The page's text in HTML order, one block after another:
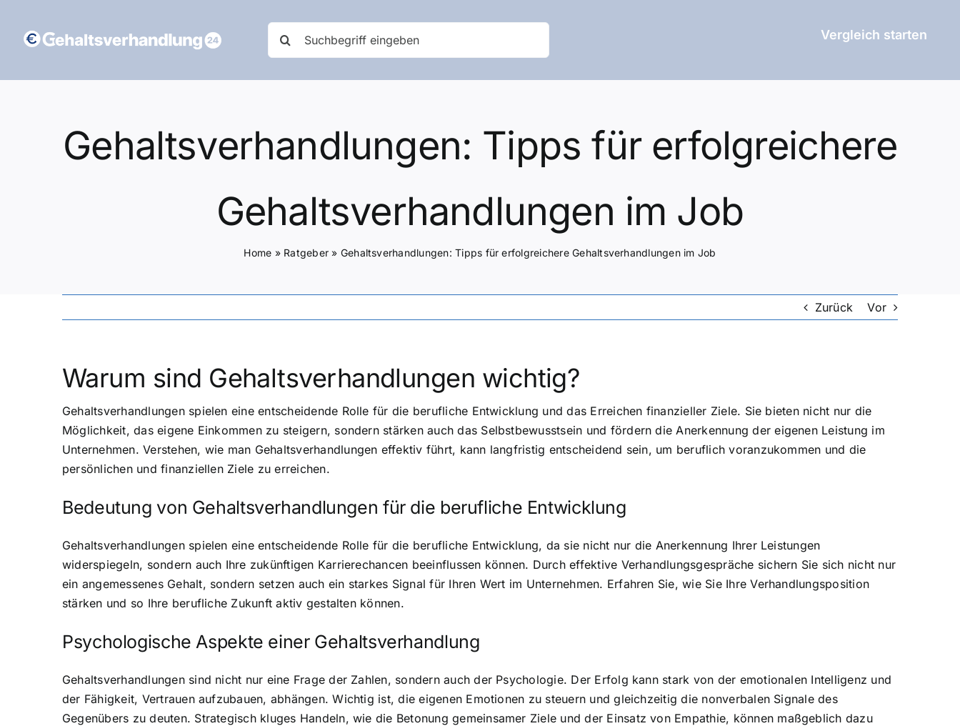
Inhalt
springen
nach:
Vergleich starten
Gehaltsverhandlungen: Tipps für erfolgreichere
Gehaltsverhandlungen im Job
Home » Ratgeber » Gehaltsverhandlungen: Tipps für erfolgreichere Gehaltsverhandlungen im Job
Zurück Vor
Warum sind Gehaltsverhandlungen wichtig?
Gehaltsverhandlungen spielen eine entscheidende Rolle für die berufliche Entwicklung und das Erreichen finanzieller Ziele. Sie bieten nicht nur die
Möglichkeit, das eigene Einkommen zu steigern, sondern stärken auch das Selbstbewusstsein und fördern die Anerkennung der eigenen Leistung im
Unternehmen. Verstehen, wie man Gehaltsverhandlungen effektiv führt, kann langfristig entscheidend sein, um beruflich voranzukommen und die
persönlichen und finanziellen Ziele zu erreichen.
Bedeutung von Gehaltsverhandlungen für die berufliche Entwicklung
Gehaltsverhandlungen spielen eine entscheidende Rolle für die berufliche Entwicklung, da sie nicht nur die Anerkennung Ihrer Leistungen
widerspiegeln, sondern auch Ihre zukünftigen Karrierechancen beeinflussen können. Durch effektive Verhandlungsgespräche sichern Sie sich nicht nur
ein angemessenes Gehalt, sondern setzen auch ein starkes Signal für Ihren Wert im Unternehmen. Erfahren Sie, wie Sie Ihre Verhandlungsposition
stärken und so Ihre berufliche Zukunft aktiv gestalten können.
Psychologische Aspekte einer Gehaltsverhandlung
Gehaltsverhandlungen sind nicht nur eine Frage der Zahlen, sondern auch der Psychologie. Der Erfolg kann stark von der emotionalen Intelligenz und
der Fähigkeit, Vertrauen aufzubauen, abhängen. Wichtig ist, die eigenen Emotionen zu steuern und gleichzeitig die nonverbalen Signale des
Gegenübers zu deuten. Strategisch kluges Handeln, wie die Betonung gemeinsamer Ziele und der Einsatz von Empathie, können maßgeblich dazu